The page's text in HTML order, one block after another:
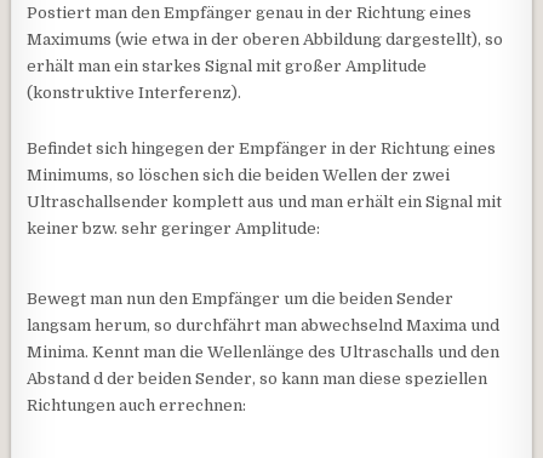
Postiert man den Empfänger genau in der Richtung eines
Maximums (wie etwa in der oberen Abbildung dargestellt), so
erhält man ein starkes Signal mit großer Amplitude
(konstruktive Interferenz).
Befindet sich hingegen der Empfänger in der Richtung eines
Minimums, so löschen sich die beiden Wellen der zwei
Ultraschallsender komplett aus und man erhält ein Signal mit
keiner bzw. sehr geringer Amplitude:
Bewegt man nun den Empfänger um die beiden Sender
langsam herum, so durchfährt man abwechselnd Maxima und
Minima. Kennt man die Wellenlänge des Ultraschalls und den
Abstand d der beiden Sender, so kann man diese speziellen
Richtungen auch errechnen: